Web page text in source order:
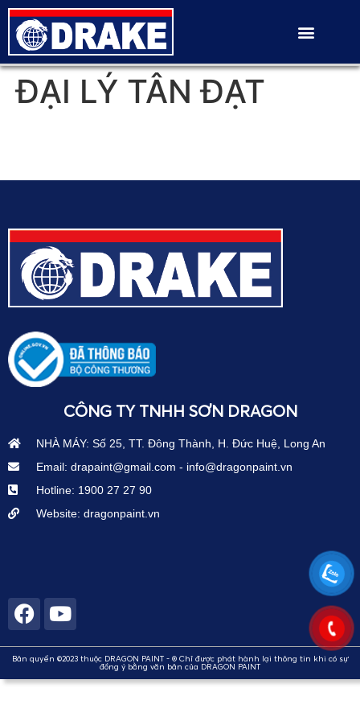
ĐẠI LÝ TÂN ĐẠT
CÔNG TY TNHH SƠN DRAGON
NHÀ MÁY: Số 25, TT. Đông Thành, H. Đức Huệ, Long An
Email: drapaint@gmail.com - info@dragonpaint.vn
Hotline: 1900 27 27 90
Website: dragonpaint.vn
Bản quyền ©2023 thuộc DRAGON PAINT - ® Chỉ được phát hành lại thông tin khi có sự
đồng ý bằng văn bản của DRAGON PAINT